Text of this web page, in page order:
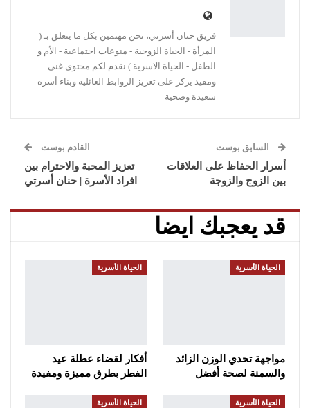
فريق حنان أسرتي، نحن مهتمين بكل ما يتعلق بـ (
المرأة - الحياة الزوجية - منوعات اجتماعية - الأم و
الطفل - الحياة الاسرية ) نقدم لكم محتوى غني
ومفيد يركز على تعزيز الروابط العائلية وبناء أسرة
سعيدة وصحية
السابق بوست
أسرار الحفاظ على العلاقات
بين الزوج والزوجة
القادم بوست
تعزيز المحبة والاحترام بين
افراد الأسرة | حنان أسرتي
قد يعجبك ايضا
الحياة الأسرية
مواجهة تحدي الوزن الزائد
والسمنة لصحة أفضل
الحياة الأسرية
أفكار لقضاء عطلة عيد
الفطر بطرق مميزة ومفيدة
الحياة الأسرية الحياة الأسرية